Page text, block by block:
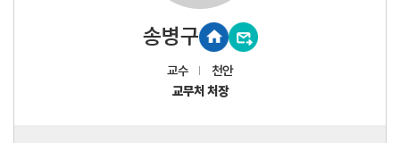
송병구
교수
천안
교무처 처장